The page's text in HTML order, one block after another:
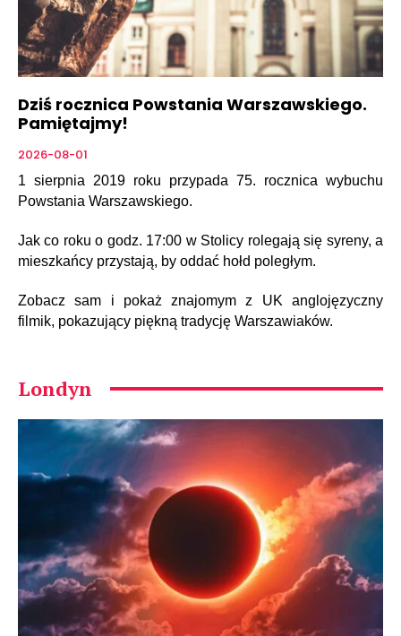
Dziś rocznica Powstania Warszawskiego.
Pamiętajmy!
2026-08-01
1 sierpnia 2019 roku przypada 75. rocznica wybuchu
Powstania Warszawskiego.
Jak co roku o godz. 17:00 w Stolicy rolegają się syreny, a
mieszkańcy przystają, by oddać hołd poległym.
Zobacz sam i pokaż znajomym z UK anglojęzyczny
filmik, pokazujący piękną tradycję Warszawiaków.
Londyn